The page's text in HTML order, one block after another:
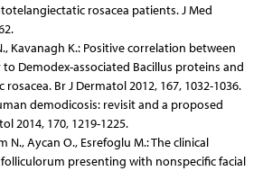
rosacea patients. J Med
Kavanagh K.: Positive correlation between
Demodex-associated Bacillus proteins and
Br J Dermatol 2012, 167, 1032-1036.
demodicosis: revisit and a proposed
2014, 170, 1219-1225.
N., Aycan O., Esrefoglu M.: The clinical
presenting with nonspecific facial